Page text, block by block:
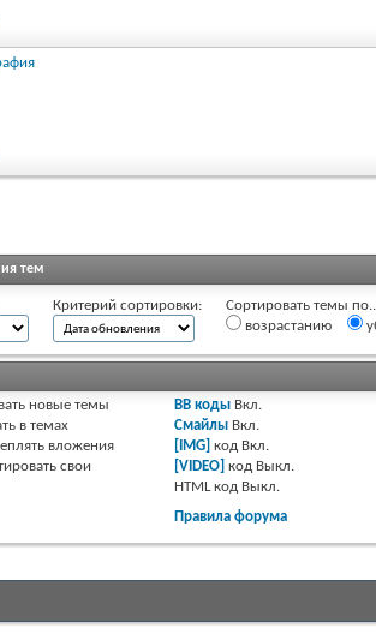
тем
Критерий сортировки:
Сортировать темы
возрастанию
новые темы
в темах
вложения
свои
BB коды Вкл.
Смайлы Вкл.
[IMG] код Вкл.
[VIDEO] код Выкл.
HTML код Выкл.
Правила форума